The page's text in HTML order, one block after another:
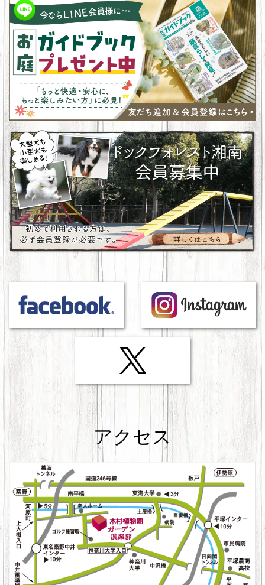
アクセス